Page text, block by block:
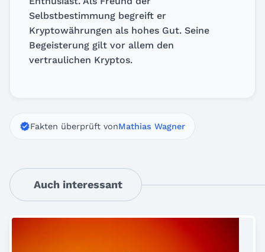
Selbstbestimmung begreift er
Kryptowährungen als hohes Gut. Seine
Begeisterung gilt vor allem den
vertraulichen Kryptos.
Fakten überprüft vonMathias Wagner
Auch interessant